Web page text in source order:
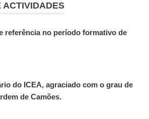
ACTIVIDADES
referência no período formativo de
do ICEA, agraciado com o grau de
de Camões.